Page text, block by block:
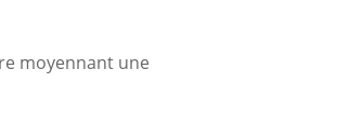
moyennant une